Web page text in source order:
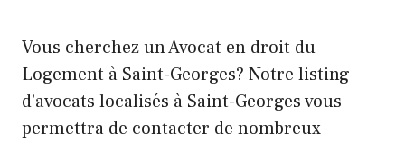
Vous cherchez un Avocat en droit du
Logement à Saint-Georges? Notre listing
d’avocats localisés à Saint-Georges vous
permettra de contacter de nombreux